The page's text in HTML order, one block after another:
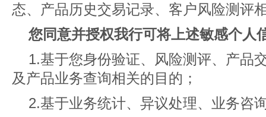
态、产品历史交易记录、客户风险测评
您同意并授权我行可将上述敏感个人
1.基于您身份验证、风险测评、产品
及产品业务查询相关的目的；
2.基于业务统计、异议处理、业务咨